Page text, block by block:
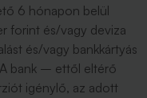
6 hónapon belül
forint és/vagy deviza
és/vagy bankkártyás
bank – ettől eltérő
igénylő, az adott